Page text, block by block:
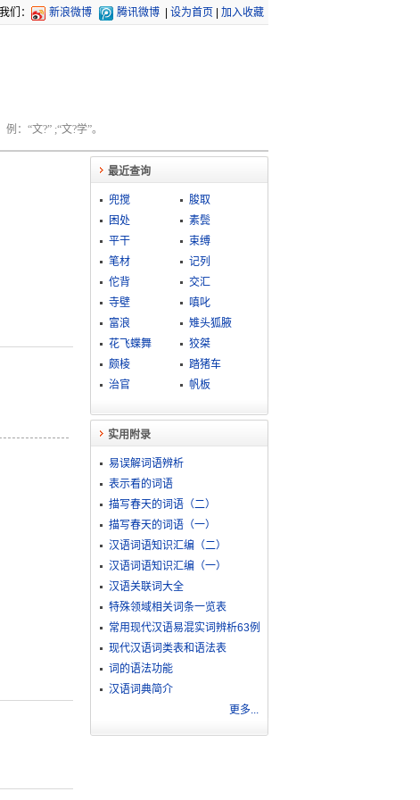
们： 新浪微博 腾讯微博 设为首页 加入收藏
：“文?” ;“文?学”。
最近查询
兜搅
朘取
困处
素鬓
平干
束缚
笔材
记列
佗背
交汇
寺壁
嗔叱
富浪
雉头狐腋
花飞蝶舞
狡桀
颇棱
踏猪车
治官
帆板
实用附录
易误解词语辨析
表示看的词语
描写春天的词语（二）
描写春天的词语（一）
汉语词语知识汇编（二）
汉语词语知识汇编（一）
汉语关联词大全
特殊领域相关词条一览表
常用现代汉语易混实词辨析63例
现代汉语词类表和语法表
词的语法功能
汉语词典简介
更多...